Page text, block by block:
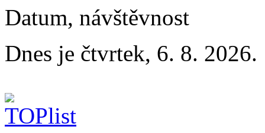
Datum, návštěvnost
Dnes je čtvrtek, 6. 8. 2026.